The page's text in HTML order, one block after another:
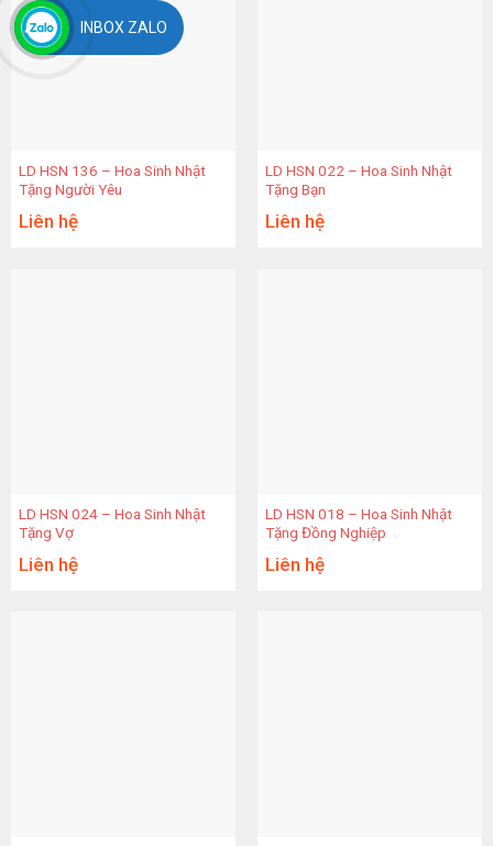
LD HSN 136 – Hoa Sinh Nhật
Tặng Người Yêu
Liên hệ
LD HSN 022 – Hoa Sinh Nhật
Tặng Bạn
Liên hệ
LD HSN 024 – Hoa Sinh Nhật
Tặng Vợ
Liên hệ
LD HSN 018 – Hoa Sinh Nhật
Tặng Đồng Nghiệp
Liên hệ
INBOX ZALO